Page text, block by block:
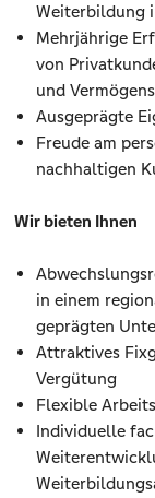
Weiterbildung
Mehrjährige
von
und
Ausgeprägte
Freude am
nachhaltigen
Wir bieten Ihnen
in einem
geprägten
Attraktives
Vergütung
Flexible
Individuelle